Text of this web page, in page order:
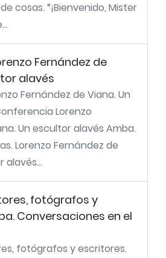
cosas. “¡Bienvenido, Mister
Fernández de
alavés
Fernández de Viana. Un
Lorenzo
Un escultor alavés Amba.
Lorenzo Fernández de
alavés...
fotógrafos y
Conversaciones en el
fotógrafos y escritores.